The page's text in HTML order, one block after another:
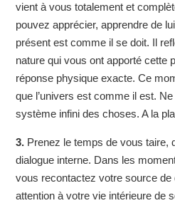
vient à vous totalement et
pouvez apprécier, apprendre de
présent est comme il se doit. Il
nature qui vous ont apporté cette
réponse physique exacte. Ce
que l’univers est comme il est.
système infini des choses. A la
3. Prenez le temps de vous taire,
dialogue interne. Dans les
vous recontactez votre source
attention à votre vie intérieure de